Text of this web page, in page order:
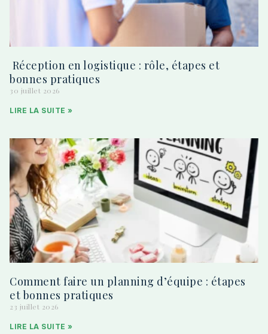
Réception en logistique : rôle, étapes et
bonnes pratiques
30 juillet 2026
LIRE LA SUITE »
Comment faire un planning d’équipe : étapes
et bonnes pratiques
23 juillet 2026
LIRE LA SUITE »